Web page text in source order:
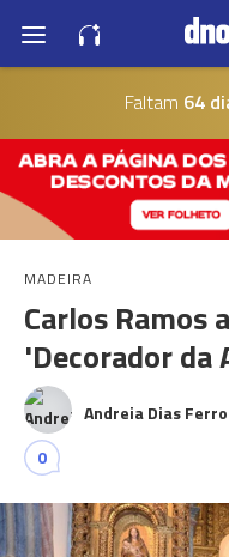
Faltam 64
MADEIRA
Carlos Ramos
'Decorador da
Andreia Dias Ferro
0